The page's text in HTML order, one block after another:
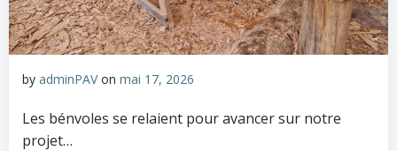
by adminPAV on mai 17, 2026
Les bénvoles se relaient pour avancer sur notre
projet…